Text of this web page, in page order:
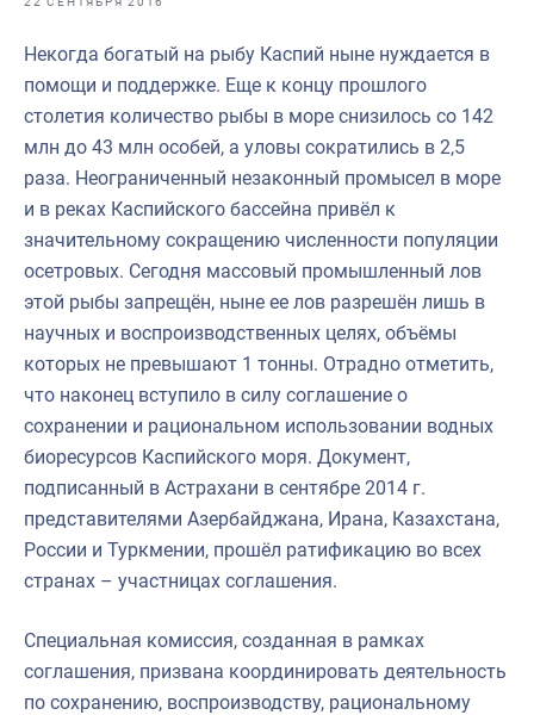
Выставки и конференции
Научно-практическая литература
Рыбоохрана России
Инфографика
Большая африканская экспедиция
Укрепление духовно-нравственных ценностей
События в России и мире
Некогда богатый на рыбу Каспий ныне нуждается в
помощи и поддержке. Еще к концу прошлого
столетия количество рыбы в море снизилось со 142
млн до 43 млн особей, а уловы сократились в 2,5
раза. Неограниченный незаконный промысел в море
и в реках Каспийского бассейна привёл к
значительному сокращению численности популяции
осетровых. Сегодня массовый промышленный лов
этой рыбы запрещён, ныне ее лов разрешён лишь в
научных и воспроизводственных целях, объёмы
которых не превышают 1 тонны. Отрадно отметить,
что наконец вступило в силу соглашение о
сохранении и рациональном использовании водных
биоресурсов Каспийского моря. Документ,
подписанный в Астрахани в сентябре 2014 г.
представителями Азербайджана, Ирана, Казахстана,
России и Туркмении, прошёл ратификацию во всех
странах – участницах соглашения.
Специальная комиссия, созданная в рамках
соглашения, призвана координировать деятельность
по сохранению, воспроизводству, рациональному